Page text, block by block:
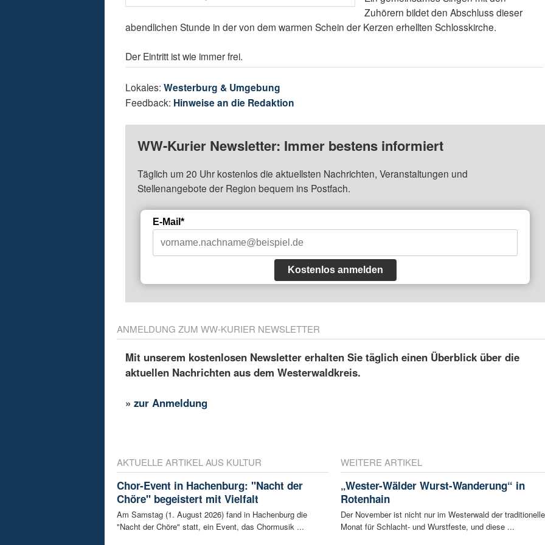
Zuhörern bildet den Abschluss dieser
abendlichen Stunde in der von dem warmen Schein der Kerzen erhellten Schlosskirche.
Der Eintritt ist wie immer frei.
Lokales:Westerburg & Umgebung
Feedback: Hinweise an die Redaktion
WW-Kurier Newsletter: Immer bestens informiert
Täglich um 20 Uhr kostenlos die aktuellsten Nachrichten, Veranstaltungen und
Stellenangebote der Region bequem ins Postfach.
E-Mail*
Kostenlos anmelden
ANMELDUNG ZUM WW-KURIER NEWSLETTER
Mit unserem kostenlosen Newsletter erhalten Sie täglich einen Überblick über die
aktuellen Nachrichten aus dem Westerwaldkreis.
»zur Anmeldung
AKTUELLE ARTIKEL AUS KULTUR
Chor-Event in Hachenburg: "Nacht der
Chöre" begeistert mit Vielfalt
Am Samstag (1. August 2026) fand in Hachenburg die
"Nacht der Chöre" statt, ein Event, das Chormusik ...
WEITERE ARTIKEL
„Wester-Wälder Wurst-Wanderung“ in
Rotenhain
Der November ist nicht nur im Westerwald der traditionelle
Monat für Schlacht- und Wurstfeste, und diese ...